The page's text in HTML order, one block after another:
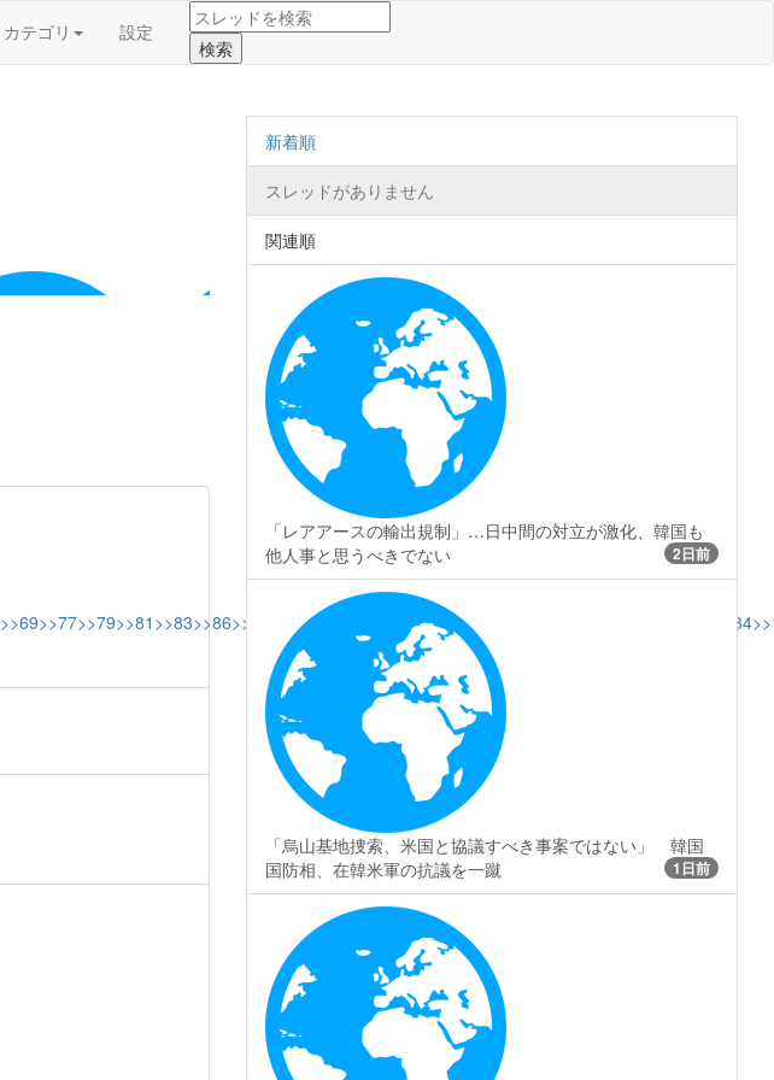
カテゴリ 設定
>>69>>77>>79>>81 >>83>>86>>87 >>104 >>110>>111>>113 >>134
新着順
スレッドがありません
関連順
「レアアースの輸出規制」…日中間の対立が激化、韓国も
他人事と思うべきでない
2日前
「烏山基地捜索、米国と協議すべき事案ではない」 韓国
国防相、在韓米軍の抗議を一蹴
1日前